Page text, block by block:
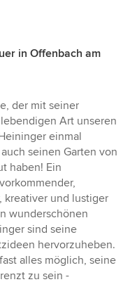
in Offenbach am
der mit seiner
Art unseren
einmal
seinen Garten von
haben! Ein
kreativer und lustiger
wunderschönen
sind seine
hervorzuheben.
alles möglich, seine
zu sein -